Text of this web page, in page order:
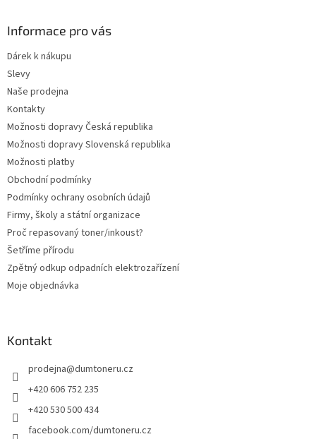
Informace pro vás
Dárek k nákupu
Slevy
Naše prodejna
Kontakty
Možnosti dopravy Česká republika
Možnosti dopravy Slovenská republika
Možnosti platby
Obchodní podmínky
Podmínky ochrany osobních údajů
Firmy, školy a státní organizace
Proč repasovaný toner/inkoust?
Šetříme přírodu
Zpětný odkup odpadních elektrozařízení
Moje objednávka
Kontakt
prodejna@dumtoneru.cz
+420 606 752 235
+420 530 500 434
facebook.com/dumtoneru.cz